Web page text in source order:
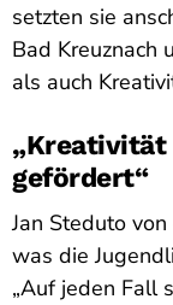
setzten sie
Bad Kreuznach
als auch
„Kreativität
gefördert“
Jan Steduto
was die
„Auf jeden Fall